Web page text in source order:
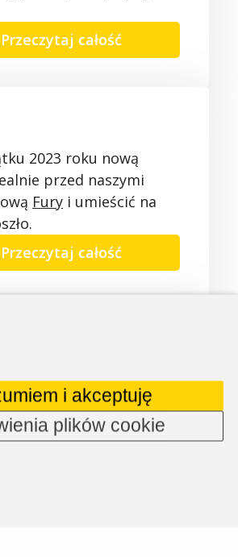
Przeczytaj całość
2023 roku nową
przed naszymi
Fury i umieścić na
Przeczytaj całość
iCannondale, na
rynku.
i akceptuję
plików cookie